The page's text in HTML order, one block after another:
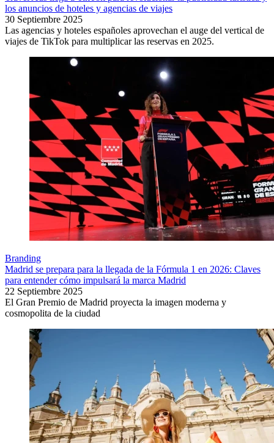
los anuncios de hoteles y agencias de viajes
30 Septiembre 2025
Las agencias y hoteles españoles aprovechan el auge del vertical de
viajes de TikTok para multiplicar las reservas en 2025.
Branding
Madrid se prepara para la llegada de la Fórmula 1 en 2026: Claves
para entender cómo impulsará la marca Madrid
22 Septiembre 2025
El Gran Premio de Madrid proyecta la imagen moderna y
cosmopolita de la ciudad